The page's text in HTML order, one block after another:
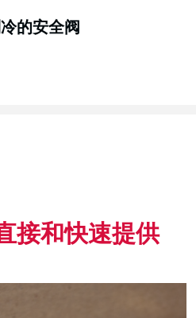
的安全阀
接和快速提供